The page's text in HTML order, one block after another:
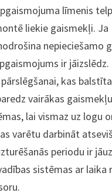
līmenis
liekie gaismekļi. Ja
nepieciešamo
ir jāizslēdz.
kas
vairākas gaismekļu
lai vismaz uz logu
varētu darbināt
periodu ir
sistēmas ar laika